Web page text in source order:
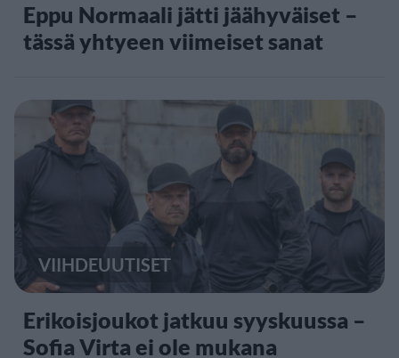
Eppu Normaali jätti jäähyväiset –
tässä yhtyeen viimeiset sanat
VIIHDEUUTISET
Erikoisjoukot jatkuu syyskuussa –
Sofia Virta ei ole mukana